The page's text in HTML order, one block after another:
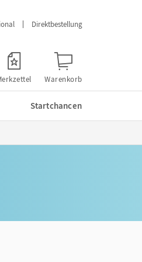
Direktbestellung
Warenkorb
Startchancen